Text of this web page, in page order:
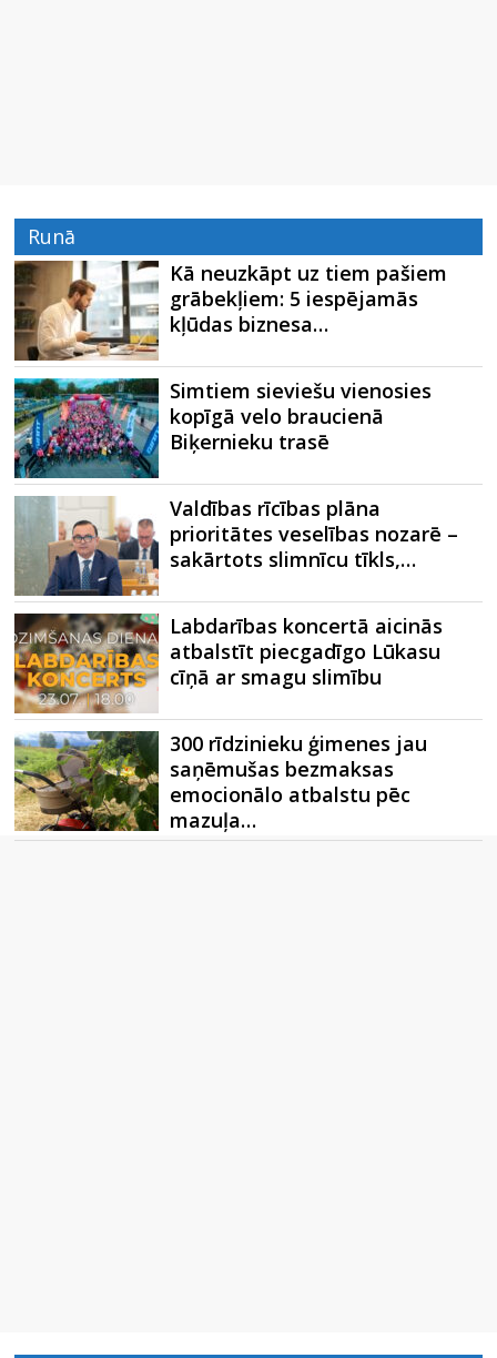
Runā
Kā neuzkāpt uz tiem pašiem
grābekļiem: 5 iespējamās
kļūdas biznesa…
Simtiem sieviešu vienosies
kopīgā velo braucienā
Biķernieku trasē
Valdības rīcības plāna
prioritātes veselības nozarē –
sakārtots slimnīcu tīkls,…
Labdarības koncertā aicinās
atbalstīt piecgadīgo Lūkasu
cīņā ar smagu slimību
300 rīdzinieku ģimenes jau
saņēmušas bezmaksas
emocionālo atbalstu pēc
mazuļa…